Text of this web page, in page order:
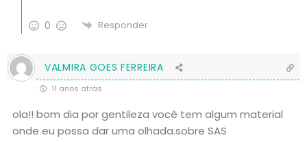
0 Responder
VALMIRA GOES FERREIRA
11 anos atrás
ola!! bom dia por gentileza você tem algum material
onde eu possa dar uma olhada.sobre SAS